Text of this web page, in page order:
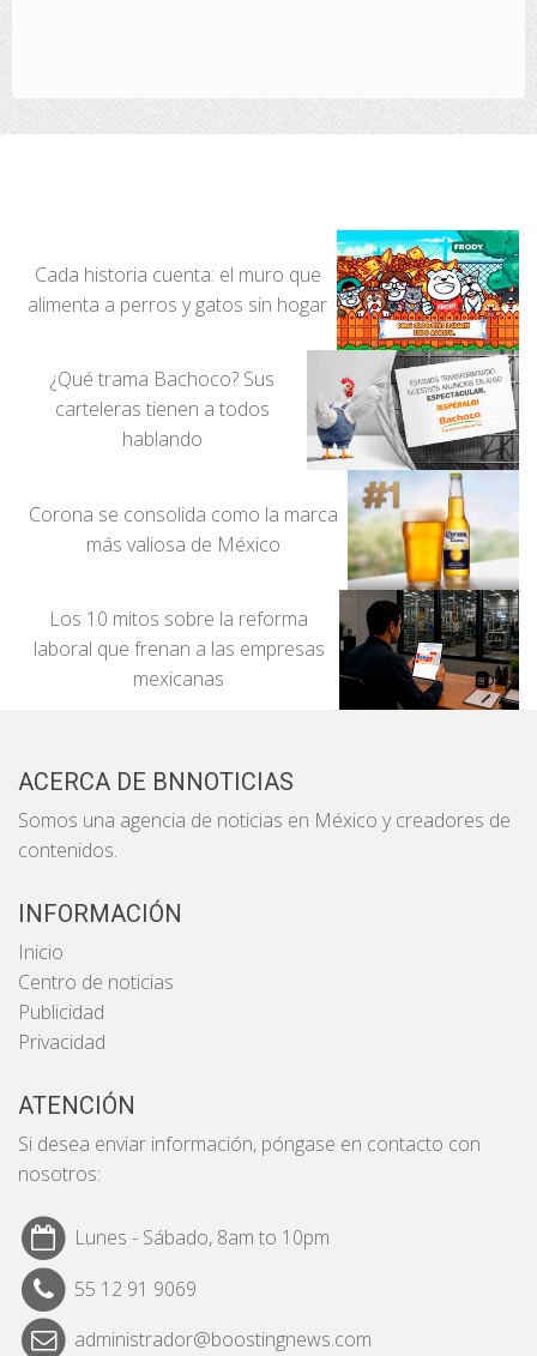
Cada historia cuenta: el muro que
alimenta a perros y gatos sin hogar
¿Qué trama Bachoco? Sus
carteleras tienen a todos
hablando
Corona se consolida como la marca
más valiosa de México
Los 10 mitos sobre la reforma
laboral que frenan a las empresas
mexicanas
ACERCA DE BNNOTICIAS
Somos una agencia de noticias en México y creadores de
contenidos.
INFORMACIÓN
Inicio
Centro de noticias
Publicidad
Privacidad
ATENCIÓN
Si desea enviar información, póngase en contacto con
nosotros:
Lunes - Sábado, 8am to 10pm
55 12 91 9069
administrador@boostingnews.com